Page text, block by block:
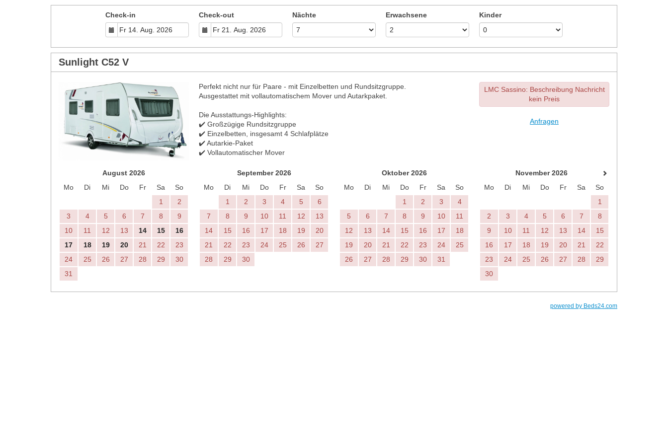
Check-in Check-out Nächte Erwachsene Kinder
Sunlight C52 V
Perfekt nicht nur für Paare - mit Einzelbetten und Rundsitzgruppe.
Ausgestattet mit vollautomatischem Mover und Autarkpaket.
Die Ausstattungs-Highlights:
✔️ Großzügige Rundsitzgruppe
✔️ Einzelbetten, insgesamt 4 Schlafplätze
✔️ Autarkie-Paket
✔️ Vollautomatischer Mover
LMC Sassino: Beschreibung Nachricht
kein Preis
Anfragen
August 2026
Mo
Di Mi Do Fr Sa
So
1
2
3
4 5 6 7 8
9
10
11 12 13 14 15
16
17
18 19 20 21 22
23
24
25 26 27 28 29
30
31
September 2026
Mo
Di Mi Do Fr Sa
So
1
2 3 4 5
6
7
8 9 10 11 12
13
14
15 16 17 18 19
20
21
22 23 24 25 26
27
28
29 30
Oktober 2026
Mo
Di Mi Do Fr Sa
So
1
2 3
4
5
6 7 8 9 10
11
12
13 14 15 16 17
18
19
20 21 22 23 24
25
26
27 28 29 30 31
November 2026
Mo
Di Mi Do Fr Sa
So
1
2
3 4 5 6 7
8
9
10 11 12 13 14
15
16
17 18 19 20 21
22
23
24 25 26 27 28
29
30
powered by Beds24.com